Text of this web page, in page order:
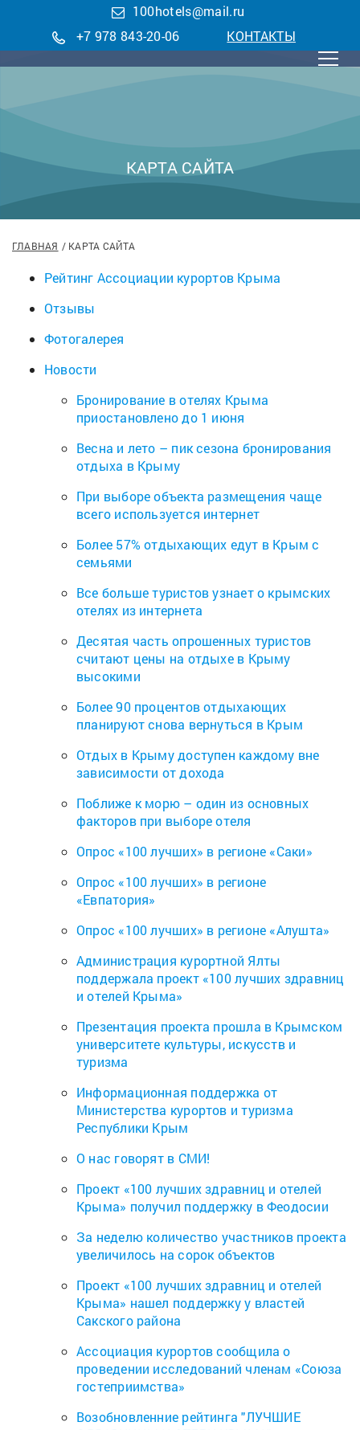
100hotels@mail.ru
+7 978 843-20-06
КОНТАКТЫ
КАРТА САЙТА
ГЛАВНАЯ КАРТА САЙТА
Рейтинг Ассоциации курортов Крыма
Отзывы
Фотогалерея
Новости
Бронирование в отелях Крыма
приостановлено до 1 июня
Весна и лето – пик сезона бронирования
отдыха в Крыму
При выборе объекта размещения чаще
всего используется интернет
Более 57% отдыхающих едут в Крым с
семьями
Все больше туристов узнает о крымских
отелях из интернета
Десятая часть опрошенных туристов
считают цены на отдыхе в Крыму
высокими
Более 90 процентов отдыхающих
планируют снова вернуться в Крым
Отдых в Крыму доступен каждому вне
зависимости от дохода
Поближе к морю – один из основных
факторов при выборе отеля
Опрос «100 лучших» в регионе «Саки»
Опрос «100 лучших» в регионе
«Евпатория»
Опрос «100 лучших» в регионе «Алушта»
Администрация курортной Ялты
поддержала проект «100 лучших здравниц
и отелей Крыма»
Презентация проекта прошла в Крымском
университете культуры, искусств и
туризма
Информационная поддержка от
Министерства курортов и туризма
Республики Крым
О нас говорят в СМИ!
Проект «100 лучших здравниц и отелей
Крыма» получил поддержку в Феодосии
За неделю количество участников проекта
увеличилось на сорок объектов
Проект «100 лучших здравниц и отелей
Крыма» нашел поддержку у властей
Сакского района
Ассоциация курортов сообщила о
проведении исследований членам «Союза
гостеприимства»
Возобновленние рейтинга "ЛУЧШИЕ